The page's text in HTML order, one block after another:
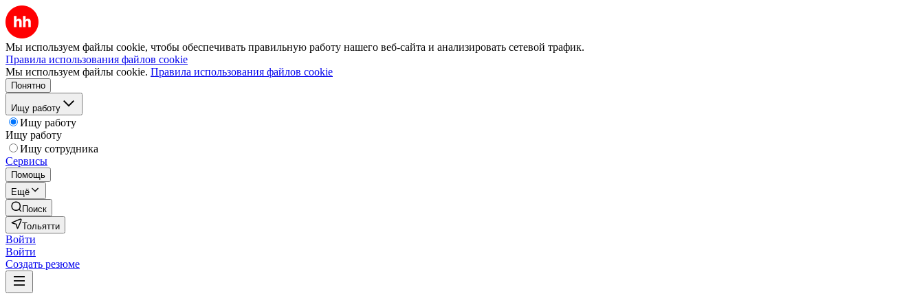
Мы используем файлы cookie, чтобы обеспечивать правильную работу нашего веб-сайта и анализировать сетевой трафик.
Правила использования файлов cookie
Мы используем файлы cookie. Правила использования файлов cookie
Понятно
Ищу работу
Ищу работу
Ищу работу
Ищу сотрудника
Сервисы
Помощь
Ещё
Поиск
Тольятти
Войти
Войти
Создать резюме